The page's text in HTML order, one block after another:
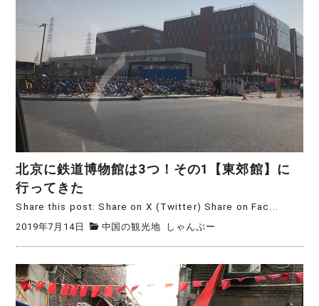
北京に鉄道博物館は3つ！その1【東郊館】に
行ってきた
Share this post: Share on X (Twitter) Share on Fac...
2019年7月14日 中国の観光地 しゃんぷー